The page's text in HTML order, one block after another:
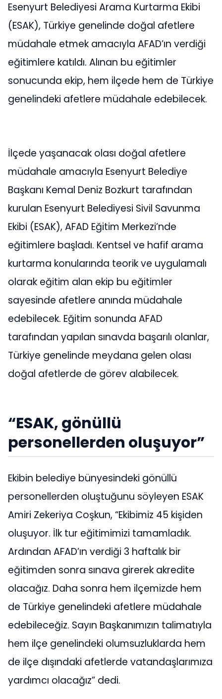
Esenyurt Belediyesi Arama Kurtarma Ekibi
(ESAK), Türkiye genelinde doğal afetlere
müdahale etmek amacıyla AFAD’ın verdiği
eğitimlere katıldı. Alınan bu eğitimler
sonucunda ekip, hem ilçede hem de Türkiye
genelindeki afetlere müdahale edebilecek.
İlçede yaşanacak olası doğal afetlere
müdahale amacıyla Esenyurt Belediye
Başkanı Kemal Deniz Bozkurt tarafından
kurulan Esenyurt Belediyesi Sivil Savunma
Ekibi (ESAK), AFAD Eğitim Merkezi’nde
eğitimlere başladı. Kentsel ve hafif arama
kurtarma konularında teorik ve uygulamalı
olarak eğitim alan ekip bu eğitimler
sayesinde afetlere anında müdahale
edebilecek. Eğitim sonunda AFAD
tarafından yapılan sınavda başarılı olanlar,
Türkiye genelinde meydana gelen olası
doğal afetlerde de görev alabilecek.
“ESAK, gönüllü
personellerden oluşuyor”
Ekibin belediye bünyesindeki gönüllü
personellerden oluştuğunu söyleyen ESAK
Amiri Zekeriya Coşkun, “Ekibimiz 45 kişiden
oluşuyor. İlk tur eğitimimizi tamamladık.
Ardından AFAD’ın verdiği 3 haftalık bir
eğitimden sonra sınava girerek akredite
olacağız. Daha sonra hem ilçemizde hem
de Türkiye genelindeki afetlere müdahale
edebileceğiz. Sayın Başkanımızın talimatıyla
hem ilçe genelindeki olumsuzluklarda hem
de ilçe dışındaki afetlerde vatandaşlarımıza
yardımcı olacağız” dedi.